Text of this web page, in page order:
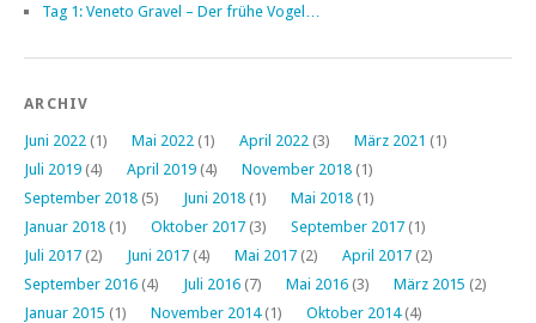
Tag 1: Veneto Gravel – Der frühe Vogel…
ARCHIV
Juni 2022 (1) Mai 2022 (1) April 2022 (3) März 2021 (1)
Juli 2019 (4) April 2019 (4) November 2018 (1)
September 2018 (5) Juni 2018 (1) Mai 2018 (1)
Januar 2018 (1) Oktober 2017 (3) September 2017 (1)
Juli 2017 (2) Juni 2017 (4) Mai 2017 (2) April 2017 (2)
September 2016 (4) Juli 2016 (7) Mai 2016 (3) März 2015 (2)
Januar 2015 (1) November 2014(1) Oktober 2014(4)